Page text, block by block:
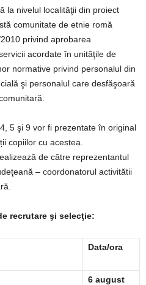
la nivelul localităţii din proiect
comunitate de etnie romă
privind aprobarea
acordate în unităţile de
normative privind personalul din
şi personalul care desfăşoară
5 şi 9 vor fi prezentate în original
copiilor cu acestea.
de către reprezentantul
– coordonatorul activitătii
recrutare şi selecţie:
Data/ora
6 august